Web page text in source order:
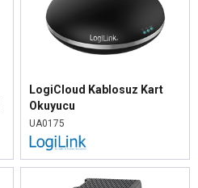
LogiCloud Kablosuz Kart
Okuyucu
UA0175